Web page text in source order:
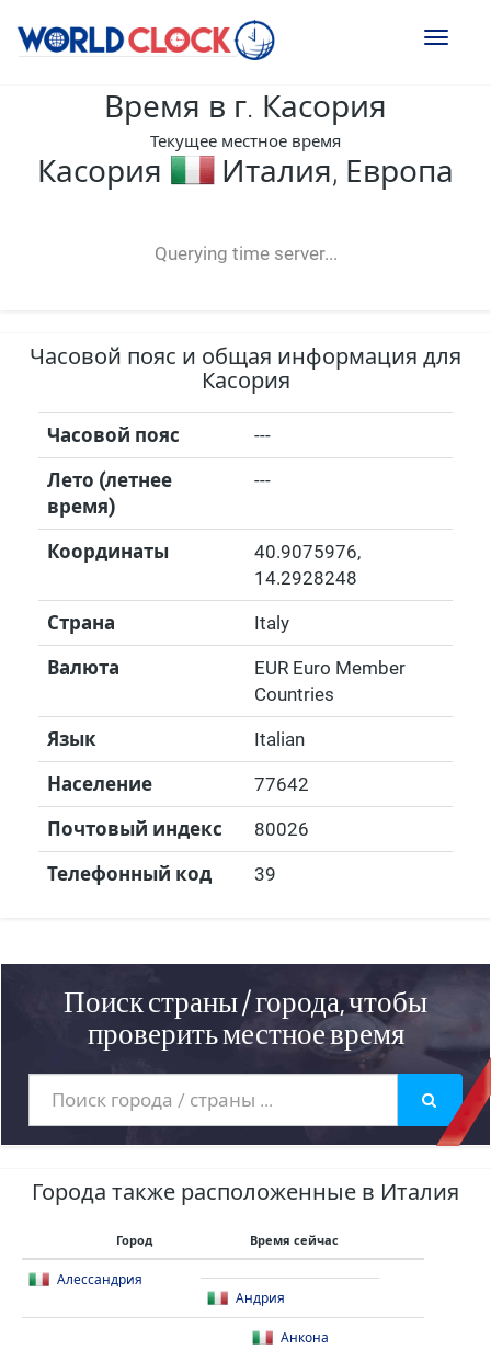
Toggle
Время в г. Касория
Текущее местное время
Касория Италия, Европа
Querying time server...
-- ---- ----
Часовой пояс и общая информация для
Касория
Часовой пояс ---
Лето (летнее
время)
---
Координаты 40.9075976,
14.2928248
Страна Italy
Валюта
EUR Euro Member
Countries
Язык Italian
Население 77642
Почтовый индекс 80026
Телефонный код 39
Поиск страны / города, чтобы
проверить местное время
Города также расположенные в Италия
Город Время сейчас
Алессандрия
Андрия
Анкона